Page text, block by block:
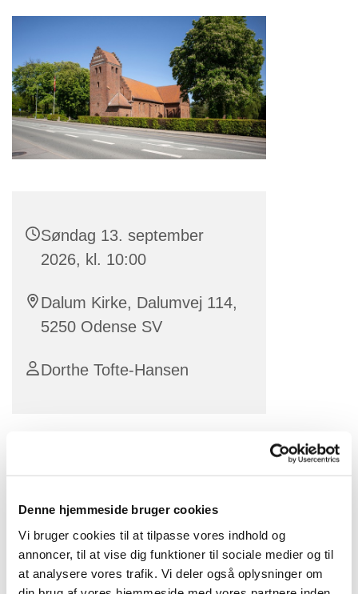
Denne hjemmeside bruger cookies
Vi bruger cookies til at tilpasse vores indhold og
annoncer, til at vise dig funktioner til sociale medier og til
at analysere vores trafik. Vi deler også oplysninger om
Søndag 13. september
2026, kl. 10:00
Dalum Kirke, Dalumvej 114,
5250 Odense SV
Dorthe Tofte-Hansen